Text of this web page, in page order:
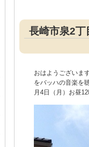
長崎市泉2丁
おはようございま
をバッハの音楽を
月4日（月）お昼